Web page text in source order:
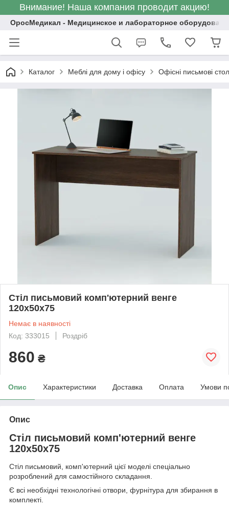
Внимание! Наша компания проводит акцию!
ОросМедикал - Медицинское и лабораторное
Каталог Меблі для дому і офісу Офісні письмові
Стіл письмовий комп'ютерний венге
120х50х75
Немає в наявності
Код: 333015
Роздріб
860 ₴
Опис Характеристики Доставка Оплата Умови
Опис
Стіл письмовий комп'ютерний венге
120х50х75
Стіл письмовий, комп'ютерний цієї моделі спеціально
розроблений для самостійного складання.
Є всі необхідні технологічні отвори, фурнітура для збирання в
комплекті.